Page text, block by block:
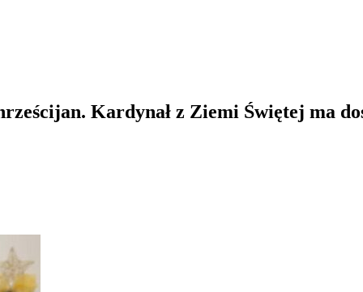
Kardynał z Ziemi Świętej ma